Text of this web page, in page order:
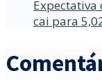
Expectativa
cai para